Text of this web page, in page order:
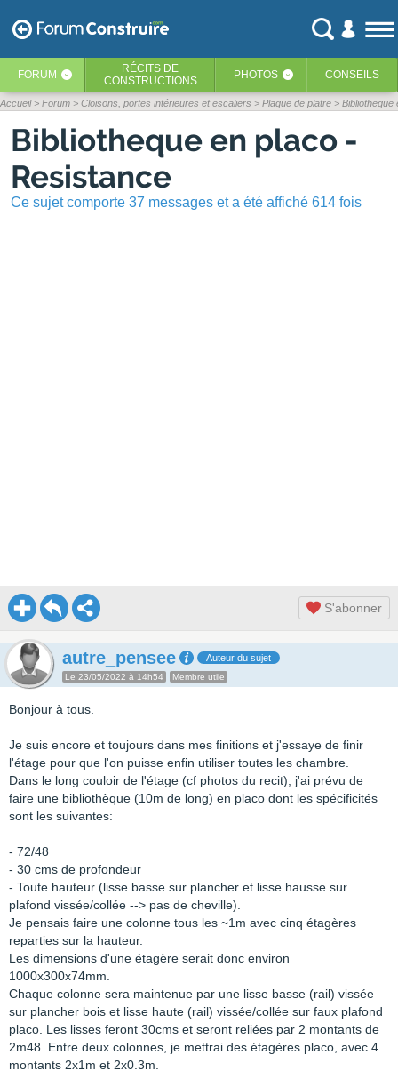
FORUM ‹ RÉCITS DE
CONSTRUCTIONS
PHOTOS ‹ CONSEILS
Accueil Forum Cloisons, portes intérieures et escaliers Plaque de platre Bibliotheque
Bibliotheque en placo -
Resistance
Ce sujet comporte 37 messages et a été affiché 614 fois
S'abonner
autre_pensee Auteur du sujet
Le 23/05/2022 à 14h54 Membre utile
Bonjour à tous.
Je suis encore et toujours dans mes finitions et j'essaye de finir
l'étage pour que l'on puisse enfin utiliser toutes les chambre.
Dans le long couloir de l'étage (cf photos du recit), j'ai prévu de
faire une bibliothèque (10m de long) en placo dont les spécificités
sont les suivantes:
- 72/48
- 30 cms de profondeur
- Toute hauteur (lisse basse sur plancher et lisse hausse sur
plafond vissée/collée --> pas de cheville).
Je pensais faire une colonne tous les ~1m avec cinq étagères
reparties sur la hauteur.
Les dimensions d'une étagère serait donc environ
1000x300x74mm.
Chaque colonne sera maintenue par une lisse basse (rail) vissée
sur plancher bois et lisse haute (rail) vissée/collée sur faux plafond
placo. Les lisses feront 30cms et seront reliées par 2 montants de
2m48. Entre deux colonnes, je mettrai des étagères placo, avec 4
montants 2x1m et 2x0.3m.